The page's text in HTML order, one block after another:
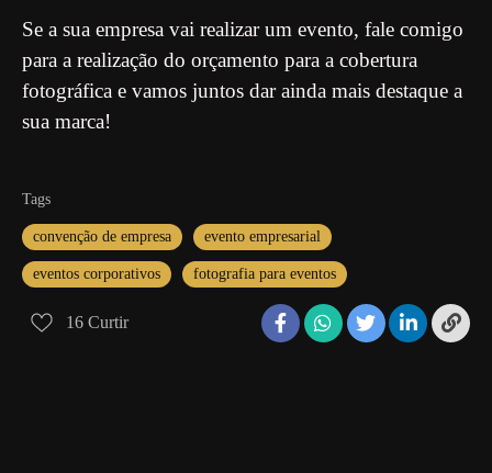
Se a sua empresa vai realizar um evento, fale comigo
para a realização do orçamento para a cobertura
fotográfica e vamos juntos dar ainda mais destaque a
sua marca!
Tags
convenção de empresa evento empresarial
eventos corporativos fotografia para eventos
16 Curtir